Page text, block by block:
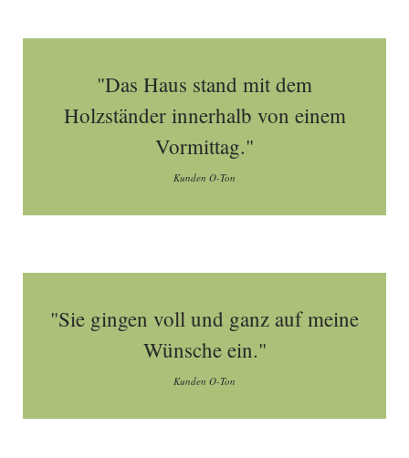
"Das Haus stand mit dem
Holzständer innerhalb von einem
Vormittag."
Kunden O-Ton
"Sie gingen voll und ganz auf meine
Wünsche ein."
Kunden O-Ton